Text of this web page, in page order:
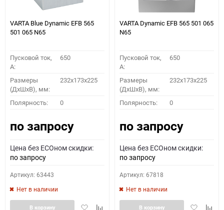
VARTA Blue Dynamic EFB 565
501 065 N65
Пусковой ток,
A:
650
Размеры
(ДхШхВ), мм:
232x173x225
Полярность: 0
по запросу
Цена без ECOном скидки:
по запросу
Артикул: 63443
Нет в наличии
ДобавитьДобавить
В корзину
VARTA Dynamic EFB 565 501 065
N65
Пусковой ток,
A:
650
Размеры
(ДхШхВ), мм:
232x173x225
Полярность: 0
по запросу
Цена без ECOном скидки:
по запросу
Артикул: 67818
Нет в наличии
Добавить
В корзину